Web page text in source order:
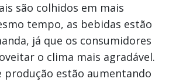
são colhidos em mais
tempo, as bebidas estão
já que os consumidores
o clima mais agradável.
produção estão aumentando